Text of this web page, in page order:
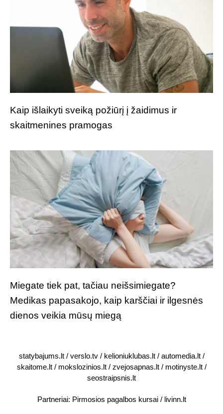
Kaip išlaikyti sveiką požiūrį į žaidimus ir
skaitmenines pramogas
Miegate tiek pat, tačiau neišsimiegate?
Medikas papasakojo, kaip karščiai ir ilgesnės
dienos veikia mūsų miegą
statybajums.lt/ verslo.tv/ kelioniuklubas.lt/ automedia.lt/
skaitome.lt/ mokslozinios.lt/ zvejosapnas.lt/ motinyste.lt/
seostraipsnis.lt
Partneriai: Pirmosios pagalbos kursai/ livinn.lt